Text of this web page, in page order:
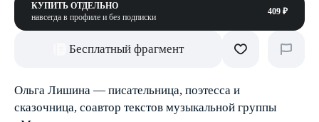
КУПИТЬ ОТДЕЛЬНО
навсегда в профиле и без подписки
409 ₽
Бесплатный фрагмент
Ольга Лишина — писательница, поэтесса и
сказочница, соавтор текстов музыкальной группы